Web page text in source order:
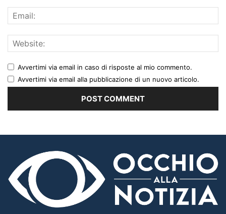
Avvertimi via email in caso di risposte al mio commento.
Avvertimi via email alla pubblicazione di un nuovo articolo.